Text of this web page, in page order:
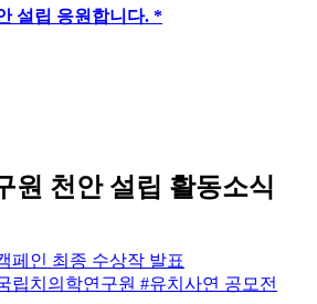
설립 응원합니다. *
원 천안 설립 활동소식
의학연구원#유치사연 공모전